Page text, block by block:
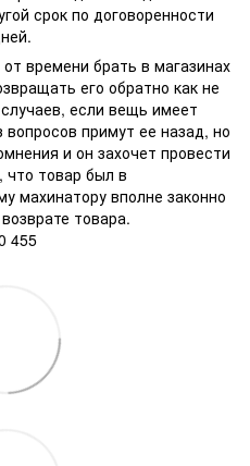
срок по договоренности
времени брать в магазинах
его обратно как не
если вещь имеет
примут ее назад, но
и он захочет провести
что товар был в
махинатору вполне законно
товара.
455